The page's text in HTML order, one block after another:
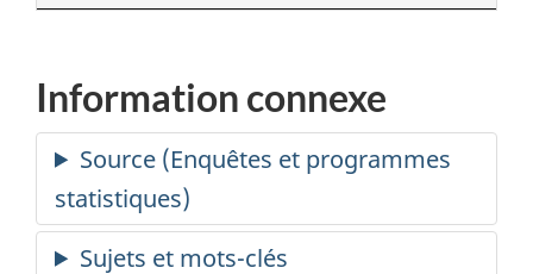
Information connexe